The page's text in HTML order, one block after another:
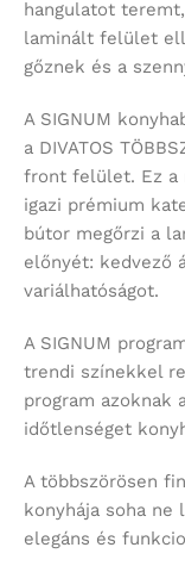
hangulatot
laminált felület
gőznek és a
A SIGNUM
a DIVATOS
front felület. Ez a
igazi prémium
bútor megőrzi a
előnyét: kedvező
variálhatóságot.
A SIGNUM
trendi színekkel
program azoknak
időtlenséget
A többszörösen
konyhája soha ne
elegáns és